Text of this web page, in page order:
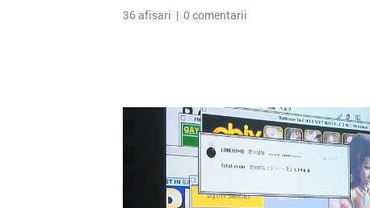
36 afisari | 0 comentarii